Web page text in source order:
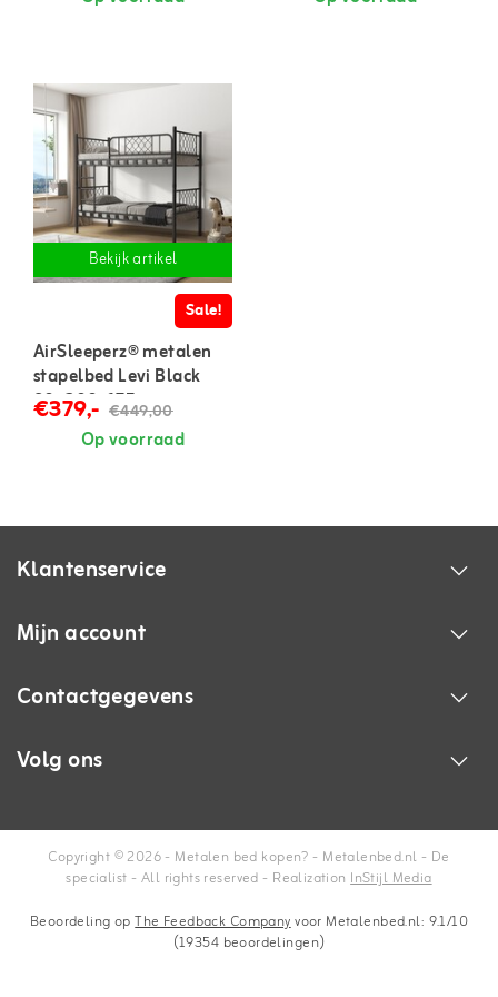
Bekijk artikel
Sale!
AirSleeperz® metalen
stapelbed Levi Black
90x200x175 cm
€379,- €449,00
Op voorraad
Klantenservice
Mijn account
Contactgegevens
Volg ons
Copyright © 2026 - Metalen bed kopen? - Metalenbed.nl - De
specialist - All rights reserved - RealizationInStijl Media
Beoordeling opThe Feedback Companyvoor Metalenbed.nl: 9.1/10
(19354 beoordelingen)